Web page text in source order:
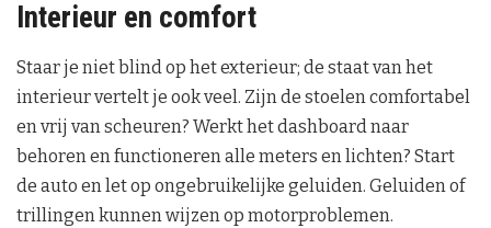
Interieur en comfort
Staar je niet blind op het exterieur; de staat van het
interieur vertelt je ook veel. Zijn de stoelen comfortabel
en vrij van scheuren? Werkt het dashboard naar
behoren en functioneren alle meters en lichten? Start
de auto en let op ongebruikelijke geluiden. Geluiden of
trillingen kunnen wijzen op motorproblemen.